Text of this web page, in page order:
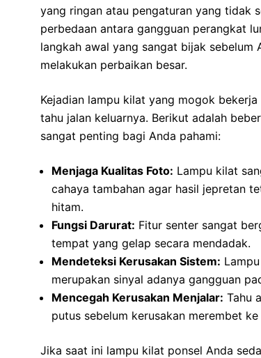
yang ringan atau pengaturan yang tidak
perbedaan antara gangguan perangkat
langkah awal yang sangat bijak sebelum
melakukan perbaikan besar.
Kejadian lampu kilat yang mogok
tahu jalan keluarnya. Berikut adalah
sangat penting bagi Anda pahami:
Menjaga Kualitas Foto: Lampu kilat
cahaya tambahan agar hasil jepretan
hitam.
Fungsi Darurat: Fitur senter sangat
tempat yang gelap secara mendadak.
Mendeteksi Kerusakan Sistem:
merupakan sinyal adanya gangguan
Mencegah Kerusakan Menjalar: Tahu
putus sebelum kerusakan merembet
Jika saat ini lampu kilat ponsel Anda